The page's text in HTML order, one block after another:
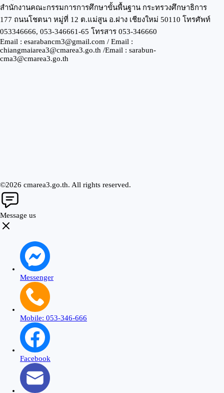
สำนักงานคณะกรรมการการศึกษาขั้นพื้นฐาน กระทรวงศึกษาธิการ
177 ถนนโชตนา หมู่ที่ 12 ต.แม่สูน อ.ฝาง เชียงใหม่ 50110 โทรศัพท์
053346666, 053-346661-65 โทรสาร 053-346660
Email : esarabancm3@gmail.com / Email :
chiangmaiarea3@cmarea3.go.th /Email : sarabun-
cma3@cmarea3.go.th
©2026 cmarea3.go.th. All rights reserved.
Message us
Messenger
Mobile: 053-346-666
Facebook